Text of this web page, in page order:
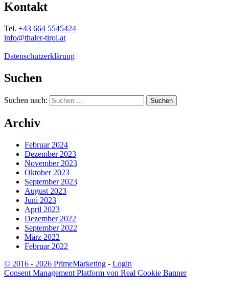
Kontakt
Tel. +43 664 5545424
info@thaler-tirol.at
Datenschutzerklärung
Suchen
Suchen nach:
Archiv
Februar 2024
Dezember 2023
November 2023
Oktober 2023
September 2023
August 2023
Juni 2023
April 2023
Dezember 2022
September 2022
März 2022
Februar 2022
© 2016 - 2026 PrimeMarketing - Login
Consent Management Platform von Real Cookie Banner